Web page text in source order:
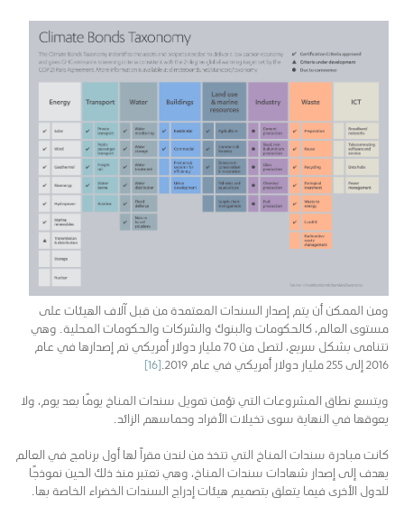
ومن الممكن أن يتم إصدار السندات المعتمدة من قبل آلاف الهيئات على
مستوى العالم، كالحكومات والبنوك والشركات والحكومات المحلية. وهي
تتنامى بشكل سريع، لتصل من 70 مليار دولار أمريكي تم إصدارها في عام
2016 إلى 255 مليار دولار أمريكي في عام 2019.
[16]
ويتسع نطاق المشروعات التي تؤمن تمويل سندات المناخ يومًا بعد يوم، ولا
يعوقها في النهاية سوى تخيلات الأفراد وحماسهم الزائد.
كانت مبادرة سندات المناخ التي تتخذ من لندن مقراً لها أول برنامج في العالم
يهدف إلى إصدار شهادات سندات المناخ، وهي تعتبر منذ ذلك الحين نموذجًا
للدول الأخرى فيما يتعلق بتصميم هيئات إدراج السندات الخضراء الخاصة بها.